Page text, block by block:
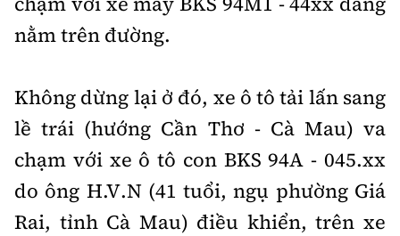
nằm trên đường.
Không dừng lại ở đó, xe ô tô tải lấn sang
lề trái (hướng Cần Thơ - Cà Mau) va
chạm với xe ô tô con BKS 94A - 045.xx
do ông H.V.N (41 tuổi, ngụ phường Giá
Rai, tỉnh Cà Mau) điều khiển, trên xe